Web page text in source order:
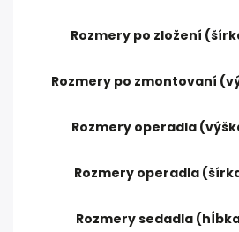
Rozmery po zložení
Rozmery po zmontovaní
Rozmery operadla
Rozmery operadla
Rozmery sedadla